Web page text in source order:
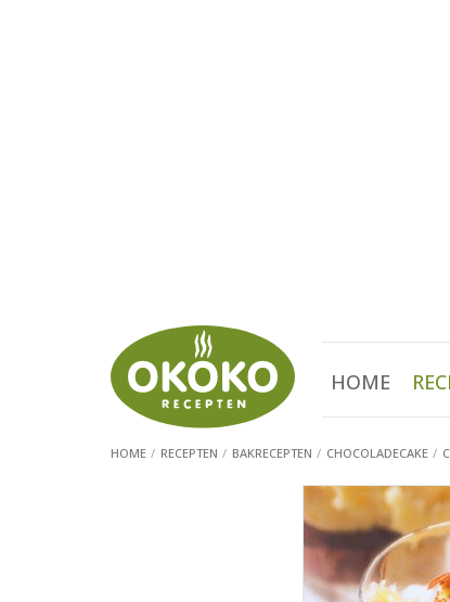
HOME
HOME RECEPTEN BAKRECEPTEN CHOCOLADECAKE